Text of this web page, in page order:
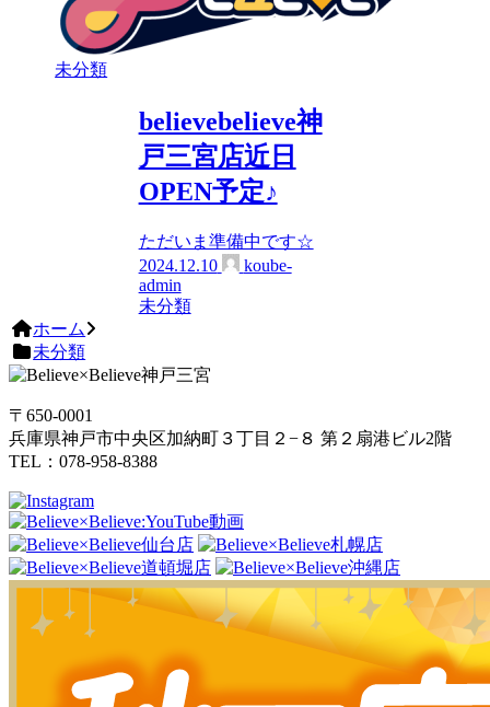
未分類
believebelieve神
戸三宮店近日
OPEN予定♪
ただいま準備中です☆
2024.12.10
koube-
admin
未分類
ホーム
未分類
〒650-0001
兵庫県神戸市中央区加納町３丁目２−８ 第２扇港ビル2階
TEL：078-958-8388